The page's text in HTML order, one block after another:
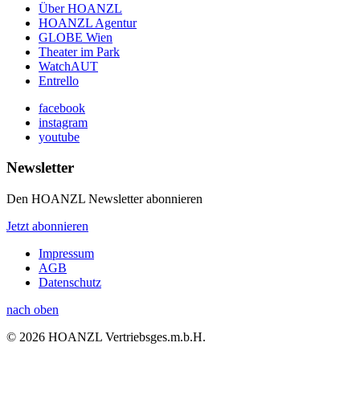
Über HOANZL
HOANZL Agentur
GLOBE Wien
Theater im Park
WatchAUT
Entrello
facebook
instagram
youtube
Newsletter
Den HOANZL Newsletter abonnieren
Jetzt abonnieren
Impressum
AGB
Datenschutz
nach oben
© 2026 HOANZL Vertriebsges.m.b.H.